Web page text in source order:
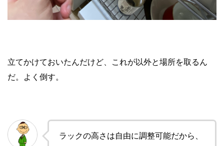
立てかけておいたんだけど、これが以外と場所を取るん
だ。よく倒す。
ラックの高さは自由に調整可能だから、